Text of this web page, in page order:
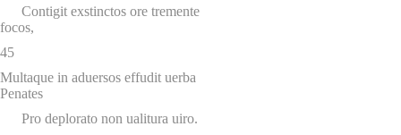
Contigit exstinctos ore tremente
focos,
45
Multaque in aduersos effudit uerba
Penates
Pro deplorato non ualitura uiro.